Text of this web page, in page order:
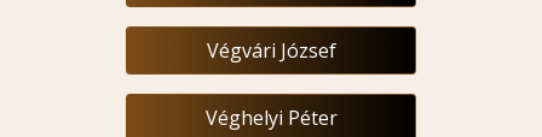
Végvári József
Véghelyi Péter